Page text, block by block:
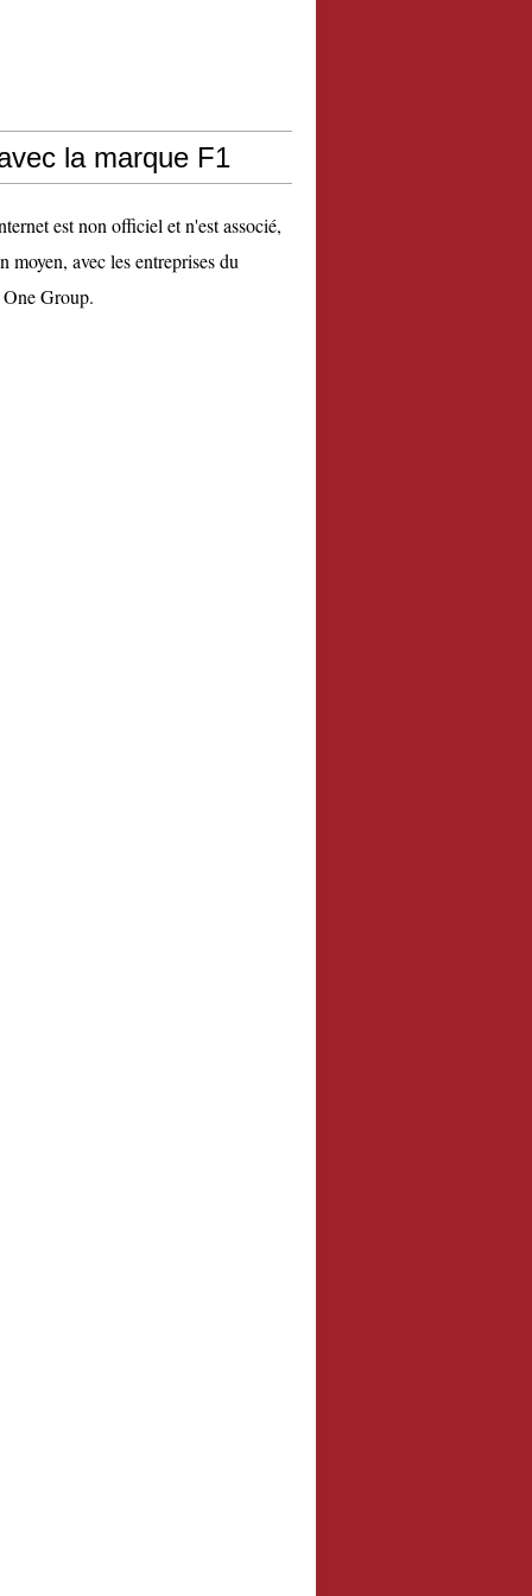
la marque F1
est non officiel et n'est associé,
moyen, avec les entreprises du
Group.